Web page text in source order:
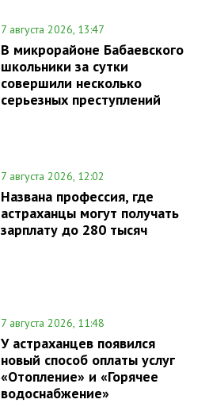
7 августа 2026, 13:47
В микрорайоне Бабаевского
школьники за сутки
совершили несколько
серьезных преступлений
7 августа 2026, 12:02
Названа профессия, где
астраханцы могут получать
зарплату до 280 тысяч
7 августа 2026, 11:48
У астраханцев появился
новый способ оплаты услуг
«Отопление» и «Горячее
водоснабжение»